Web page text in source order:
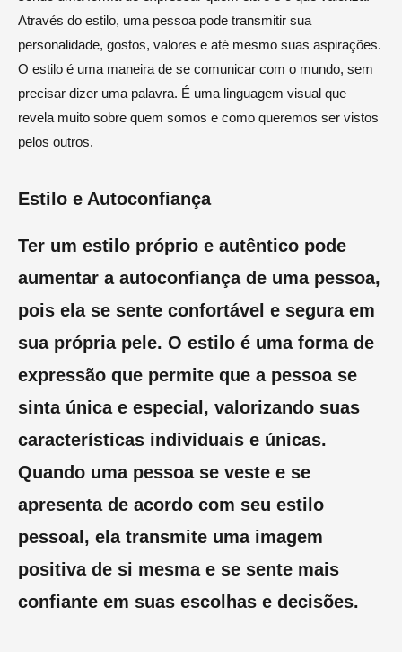
Através do estilo, uma pessoa pode transmitir sua
personalidade, gostos, valores e até mesmo suas aspirações.
O estilo é uma maneira de se comunicar com o mundo, sem
precisar dizer uma palavra. É uma linguagem visual que
revela muito sobre quem somos e como queremos ser vistos
pelos outros.
Estilo e Autoconfiança
Ter um estilo próprio e autêntico pode
aumentar a autoconfiança de uma pessoa,
pois ela se sente confortável e segura em
sua própria pele. O estilo é uma forma de
expressão que permite que a pessoa se
sinta única e especial, valorizando suas
características individuais e únicas.
Quando uma pessoa se veste e se
apresenta de acordo com seu estilo
pessoal, ela transmite uma imagem
positiva de si mesma e se sente mais
confiante em suas escolhas e decisões.